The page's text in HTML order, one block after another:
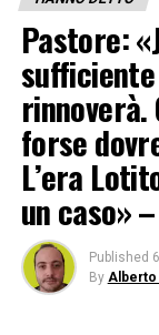
Pastore:
sufficiente
forse
L’era
un caso» –
Published
By